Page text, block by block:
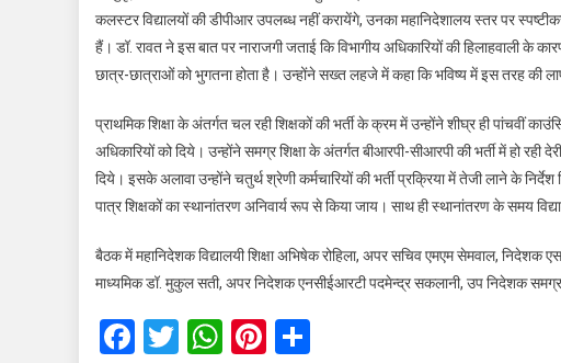
कलस्टर विद्यालयों की डीपीआर उपलब्ध नहीं करायेंगे, उनका महानिदेशालय स्तर पर
हैं। डॉ. रावत ने इस बात पर नाराजगी जताई कि विभागीय अधिकारियों की हिलाहवाली के
छात्र-छात्राओं को भुगतना होता है। उन्होंने सख्त लहजे में कहा कि भविष्य में इस तरह की
प्राथमिक शिक्षा के अंतर्गत चल रही शिक्षकों की भर्ती के क्रम में उन्होंने शीघ्र ही पांचवीं
अधिकारियों को दिये। उन्होंने समग्र शिक्षा के अंतर्गत बीआरपी-सीआरपी की भर्ती में हो रही
दिये। इसके अलावा उन्होंने चतुर्थ श्रेणी कर्मचारियों की भर्ती प्रक्रिया में तेजी लाने के
पात्र शिक्षकों का स्थानांतरण अनिवार्य रूप से किया जाय। साथ ही स्थानांतरण के समय
बैठक में महानिदेशक विद्यालयी शिक्षा अभिषेक रोहिला, अपर सचिव एमएम सेमवाल, निदेशक
माध्यमिक डॉ. मुकुल सती, अपर निदेशक एनसीईआरटी पदमेन्द्र सकलानी, उप निदेशक समग्र
Facebook
Twitter
WhatsApp
Pinterest